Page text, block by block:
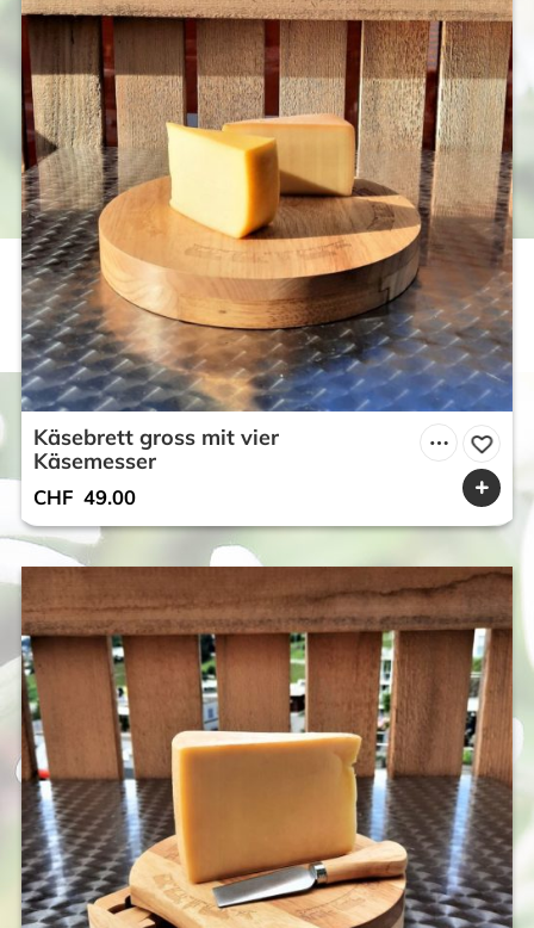
Käsebrett gross mit vier
Käsemesser
CHF 49.00